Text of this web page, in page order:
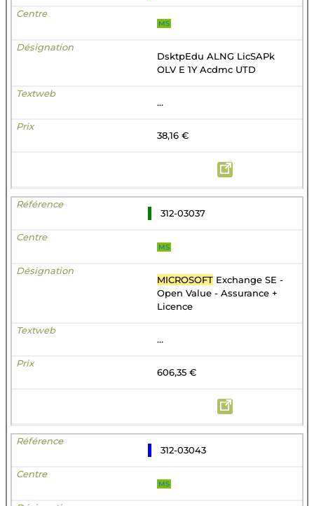
MS
DsktpEdu ALNG LicSAPk
OLV E 1Y Acdmc UTD
...
38,16 €
312-03037
MS
MICROSOFT Exchange SE -
Open Value - Assurance +
Licence
...
606,35 €
312-03043
MS